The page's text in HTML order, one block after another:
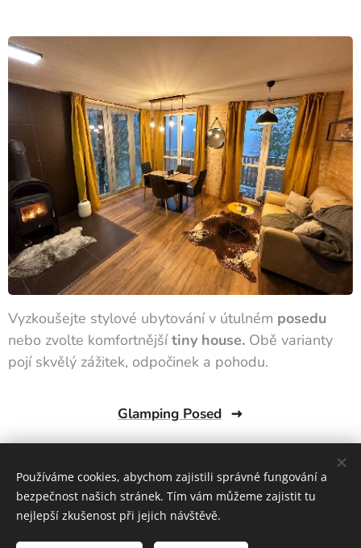
Vyzkoušejte stylové ubytování v útulném posedu
nebo zvolte komfortnějšítiny house. Obě varianty
pojí skvělý zážitek, odpočinek a pohodu.
Glamping Posed
Glamping Tiny house
© 2024 Všechna práva vyhrazena
Používáme cookies, abychom zajistili správné fungování a
bezpečnost našich stránek. Tím vám můžeme zajistit tu
nejlepší zkušenost při jejich návštěvě.